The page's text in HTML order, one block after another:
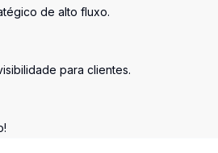
de alto fluxo.
para clientes.